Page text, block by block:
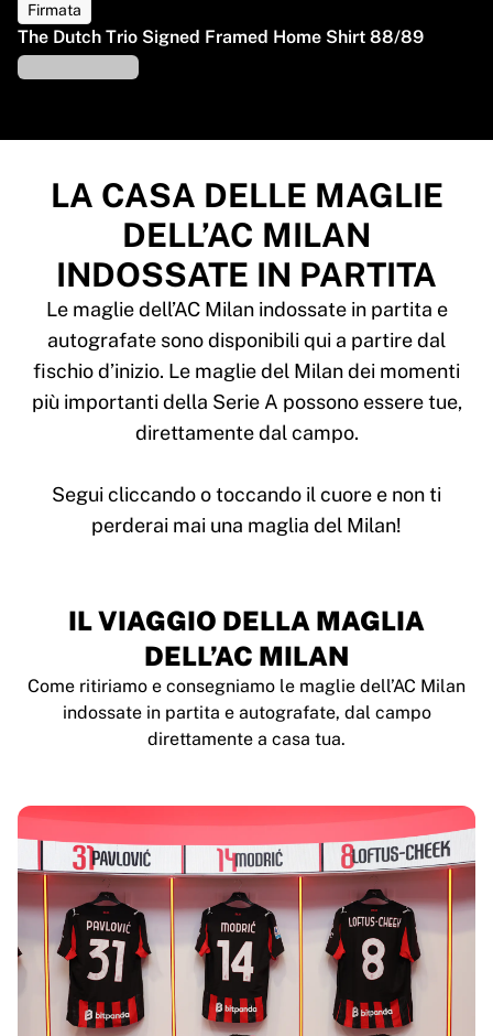
Firmata
The Dutch Trio Signed Framed Home Shirt 88/89
LA CASA DELLE MAGLIE
DELL’AC MILAN
INDOSSATE IN PARTITA
Le maglie dell’AC Milan indossate in partita e
autografate sono disponibili qui a partire dal
fischio d’inizio. Le maglie del Milan dei momenti
più importanti della Serie A possono essere tue,
direttamente dal campo.
Segui cliccando o toccando il cuore e non ti
IL VIAGGIO DELLA MAGLIA
DELL’AC MILAN
Come ritiriamo e consegniamo le maglie dell’AC Milan
indossate in partita e autografate, dal campo
direttamente a casa tua.